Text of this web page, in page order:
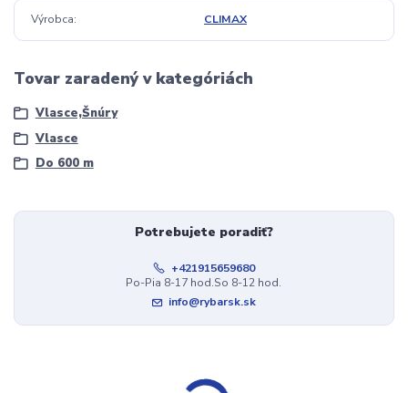
Výrobca CLIMAX
Tovar zaradený v kategóriách
Vlasce,Šnúry
Vlasce
Do 600 m
Potrebujete poradiť?
+421915659680
Po-Pia 8-17 hod.So 8-12 hod.
info@rybarsk.sk